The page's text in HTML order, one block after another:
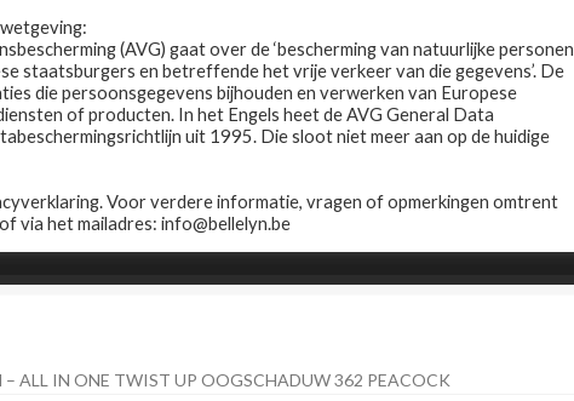
Winkel Contact Wie is Belle-Lyn ?
– ALL IN ONE TWIST UP OOGSCHADUW 362 PEACOCK
(AVG) gaat over de ‘bescherming van natuurlijke personen
staatsburgers en betreffende het vrije verkeer van die gegevens’. De
die persoonsgegevens bijhouden en verwerken van Europese
of producten. In het Engels heet de AVG General Data
uit 1995. Die sloot niet meer aan op de huidige
Voor verdere informatie, vragen of opmerkingen omtrent
via het mailadres: info@bellelyn.be